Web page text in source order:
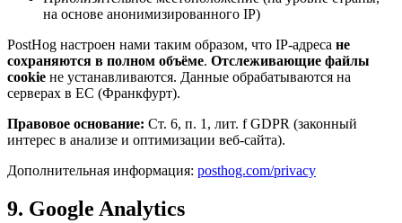
на основе анонимизированного IP)
PostHog настроен нами таким образом, что IP-адреса не
сохраняются в полном объёме. Отслеживающие файлы
cookie не устанавливаются. Данные обрабатываются на
серверах в ЕС (Франкфурт).
Правовое основание: Ст. 6, п. 1, лит. f GDPR (законный
интерес в анализе и оптимизации веб-сайта).
Дополнительная информация: posthog.com/privacy
9. Google Analytics